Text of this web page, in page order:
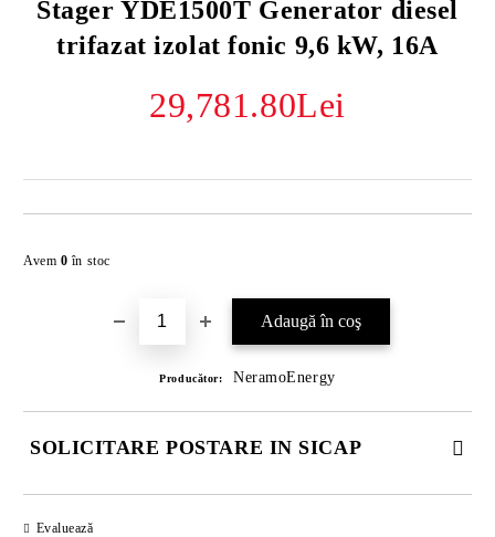
Stager YDE1500T Generator diesel
trifazat izolat fonic 9,6 kW, 16A
29,781.80Lei
Avem 0 în stoc
Producător: NeramoEnergy
SOLICITARE POSTARE IN SICAP
Evaluează